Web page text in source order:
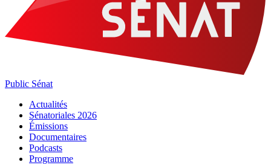
Public Sénat
Actualités
Sénatoriales 2026
Émissions
Documentaires
Podcasts
Programme